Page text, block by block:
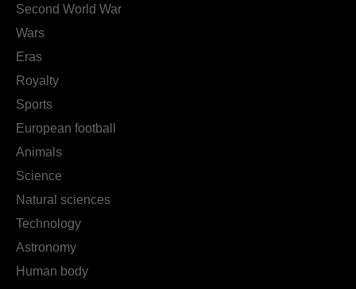
Second World War
Wars
Eras
Royalty
Sports
European football
Animals
Science
Natural sciences
Technology
Astronomy
Human body